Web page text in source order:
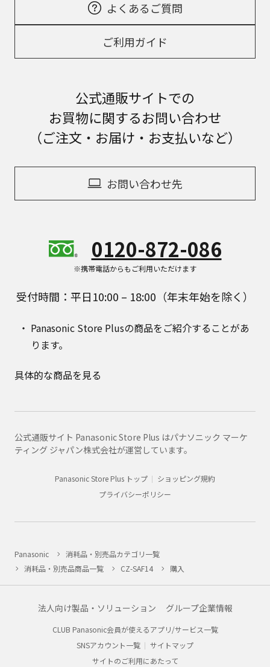
よくあるご質問
ご利用ガイド
公式通販サイトでの
お買物に関するお問い合わせ
（ご注文・お届け・お支払いなど）
お問い合わせ先
0120-872-086
※携帯電話からもご利用いただけます
受付時間：平日10:00 – 18:00（年末年始を除く）
Panasonic Store Plusの商品をご紹介することがあ
ります。
具体的な商品を見る
公式通販サイト Panasonic Store Plus はパナソニック マーケ
ティング ジャパン株式会社が運営しています。
Panasonic Store Plus トップ
ショッピング規約
プライバシーポリシー
Panasonic
消耗品・別売品カテゴリ一覧
消耗品・別売品商品一覧
CZ-SAF14 購入
法人向け製品・ソリューション グループ企業情報
CLUB Panasonic会員が使えるアプリ/サービス一覧
SNSアカウント一覧
サイトマップ
サイトのご利用にあたって